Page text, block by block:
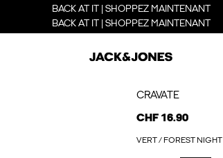
BACK AT IT | SHOPPEZ MAINTENANT
BACK AT IT | SHOPPEZ MAINTENANT
CRAVATE
CHF 16.90
VERT / FOREST NIGHT